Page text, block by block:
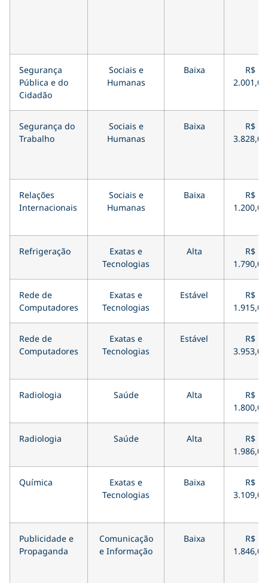
Segurança
Pública e do
Cidadão
Sociais e
Humanas
Baixa
R$
2.001,00
Segurança do
Trabalho
Sociais e
Humanas
Baixa
R$
3.828,00
Relações
Internacionais
Sociais e
Humanas
Baixa
R$
1.200,00
Refrigeração
Exatas e
Tecnologias
Alta
R$
1.790,00
Rede de
Computadores
Exatas e
Tecnologias
Estável
R$
1.915,00
Rede de
Computadores
Exatas e
Tecnologias
Estável
R$
3.953,00
Radiologia Saúde Alta
R$
1.800,00
Radiologia Saúde Alta
R$
1.986,00
Química
Exatas e
Tecnologias
Baixa
R$
3.109,00
Publicidade e
Propaganda
Comunicação
e Informação
Baixa
R$
1.846,00